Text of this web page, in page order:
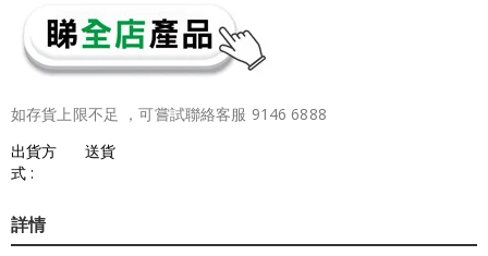
如存貨上限不足 ，可嘗試聯絡客服 9146 6888
出貨方
式 :
送貨
詳情